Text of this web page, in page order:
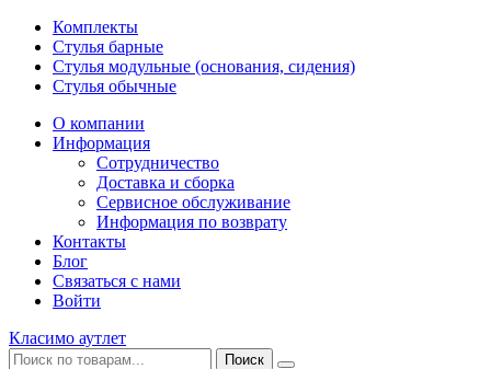
Комплекты
Стулья барные
Стулья модульные (основания, сидения)
Стулья обычные
О компании
Информация
Сотрудничество
Доставка и сборка
Сервисное обслуживание
Информация по возврату
Контакты
Блог
Связаться с нами
Войти
Класимо аутлет